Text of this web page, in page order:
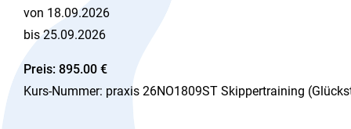
von 18.09.2026
bis 25.09.2026
Preis: 895.00 €
Kurs-Nummer: praxis 26NO1809ST Skippertraining